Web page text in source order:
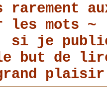
les mots ~
si je
but de